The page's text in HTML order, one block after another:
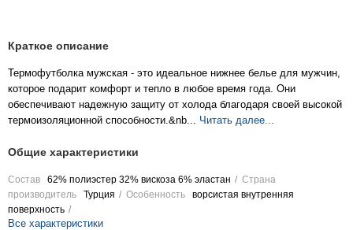
Краткое описание
Термофутболка мужская - это идеальное нижнее белье для мужчин,
которое подарит комфорт и тепло в любое время года. Они
обеспечивают надежную защиту от холода благодаря своей высокой
термоизоляционной способности.&nb... Читать далее...
Общие характеристики
Состав 62% полиэстер 32% вискоза 6% эластан
Страна
производитель
Турция Особенность
ворсистая внутренняя
поверхность
Все характеристики